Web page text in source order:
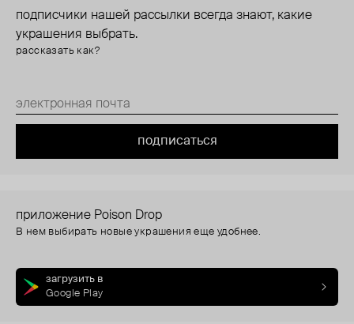
подписчики нашей рассылки всегда знают, какие
украшения выбрать.
рассказать как?
подписаться
приложение Poison Drop
В нем выбирать новые украшения еще удобнее.
загрузить в
Google Play